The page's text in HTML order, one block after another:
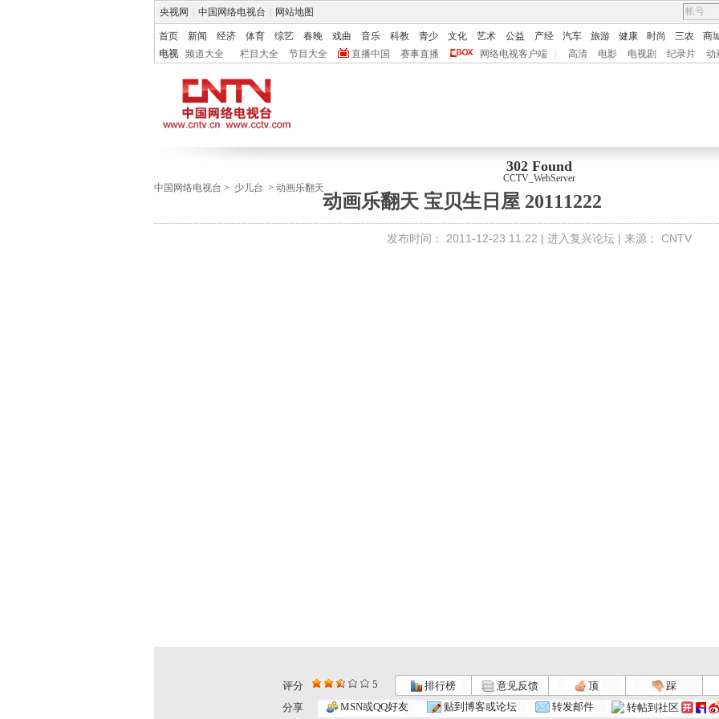
央视网 中国网络电视台 网站地图
首页 新闻 经济 体育 综艺 春晚 戏曲 音乐 科教 青少 文化 艺术 公益 产经 汽车 旅游 健康 时尚 三农 商
电视
频道大全 栏目大全 节目大全 直播中国 赛事直播 网络电视客户端 高清 电影 电视剧 纪录片 动
302 Found
CCTV_WebServer
中国网络电视台 > 少儿台 > 动画乐翻天
动画乐翻天 宝贝生日屋 20111222
发布时间： 2011-12-23 11:22 | 进入复兴论坛 | 来源： CNTV
评分 5 排行榜 意见反馈 顶 踩
分享
MSN或QQ好友 贴到博客或论坛 转发邮件 转帖到社区
动画乐翻天... 动画乐翻天... 动画乐翻天... 动画乐翻天...